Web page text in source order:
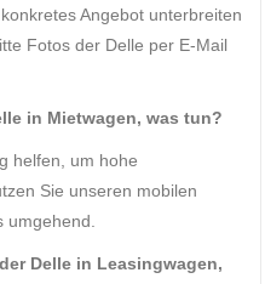
Angebot unterbreiten
Fotos der Delle per E-Mail
in Mietwagen, was tun?
helfen, um hohe
Sie unseren mobilen
umgehend.
Delle in Leasingwagen,